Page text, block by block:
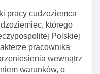
pracy cudzoziemca
którego
Polskiej
pracownika
wewnątrz
warunków, o
sprawie określenia
pobyt czasowy w
wysokich